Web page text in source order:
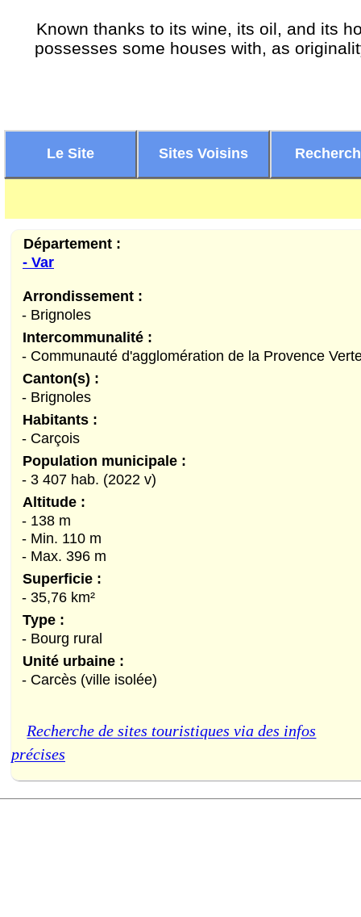
Known thanks to its wine, its oil, and its
possesses some houses with, as
Le Site Sites Voisins
Département :
- Var
Arrondissement :
- Brignoles
Intercommunalité :
- Communauté d'agglomération de la Provence
Canton(s) :
- Brignoles
Habitants :
- Carçois
Population municipale :
- 3 407 hab. (2022 v)
Altitude :
- 138 m
- Min. 110 m
- Max. 396 m
Superficie :
- 35,76 km²
Type :
- Bourg rural
Unité urbaine :
- Carcès (ville isolée)
Recherche de sites touristiques via des infos
précises